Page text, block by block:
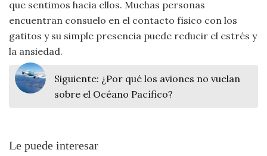
que sentimos hacia ellos. Muchas personas
encuentran consuelo en el contacto físico con los
gatitos y su simple presencia puede reducir el estrés y
la ansiedad.
Siguiente: ¿Por qué los aviones no vuelan
sobre el Océano Pacífico?
Le puede interesar